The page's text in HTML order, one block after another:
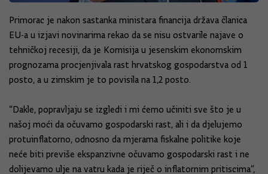
Primorac je nakon sastanka ministara financija država članica
EU-a u izjavi novinarima rekao da se nisu ostvarile najave o
tehničkoj recesiji, da je Komisija u jesenskim ekonomskim
prognozama procjenjivala rast hrvatskog gospodarstva od 1
posto, a u zimskim je to povisila na 1,2 posto.
“Dakle, popravljaju se izgledi i mi ćemo učiniti sve što je u
našoj moći da očuvamo gospodarski rast, ali i da djelujemo
protuinflatorno, odnosno da mjerama fiskalne politike koje
neće biti previše ekspanzivne očuvamo gospodarski rast i ne
dolijevamo ulje na vatru kada je riječ o inflatornim pritiscima”,